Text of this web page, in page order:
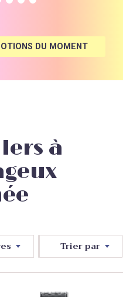
DU MOMENT
à
Trier par